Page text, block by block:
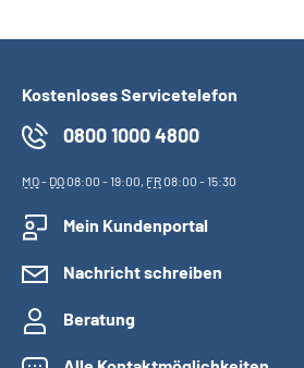
Kostenloses Servicetelefon
0800 1000 4800
MO- DO08:00 - 19:00, FR08:00 - 15:30
Mein Kundenportal
Nachricht schreiben
Beratung